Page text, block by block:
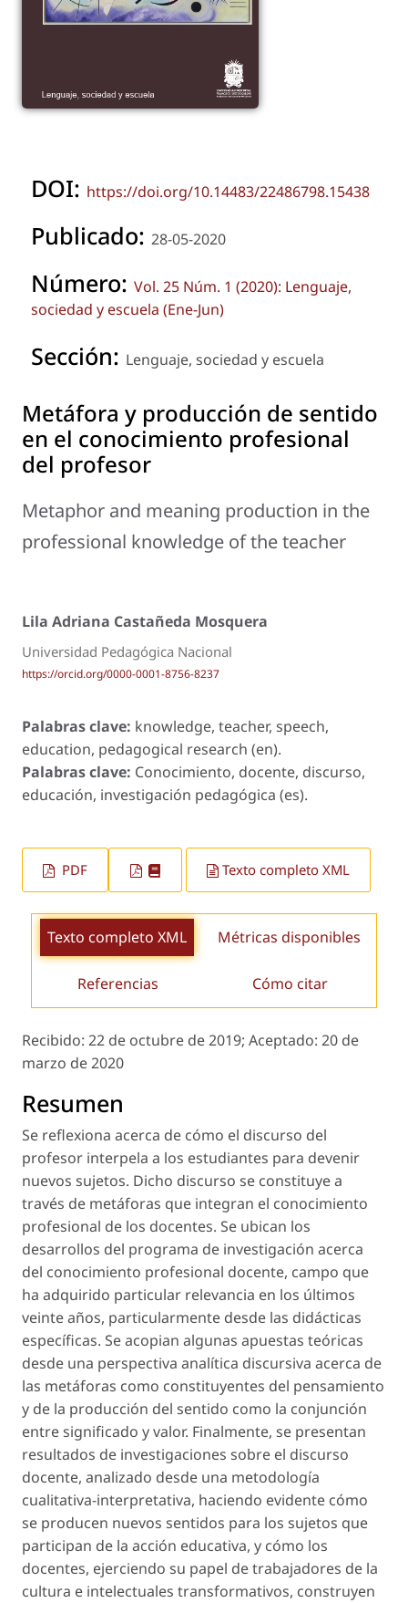
DOI: https://doi.org/10.14483/22486798.15438
Publicado: 28-05-2020
Número: Vol. 25 Núm. 1 (2020): Lenguaje,
sociedad y escuela (Ene-Jun)
Sección: Lenguaje, sociedad y escuela
Metáfora y producción de sentido
en el conocimiento profesional
del profesor
Metaphor and meaning production in the
professional knowledge of the teacher
Lila Adriana Castañeda Mosquera
Universidad Pedagógica Nacional
https://orcid.org/0000-0001-8756-8237
Palabras clave: knowledge, teacher, speech,
education, pedagogical research (en).
Palabras clave: Conocimiento, docente, discurso,
educación, investigación pedagógica (es).
PDF Texto completo XML
Texto completo XML Métricas disponibles
Referencias Cómo citar
Recibido: 22 de octubre de 2019; Aceptado: 20 de
marzo de 2020
Resumen
Se reflexiona acerca de cómo el discurso del
profesor interpela a los estudiantes para devenir
nuevos sujetos. Dicho discurso se constituye a
través de metáforas que integran el conocimiento
profesional de los docentes. Se ubican los
desarrollos del programa de investigación acerca
del conocimiento profesional docente, campo que
ha adquirido particular relevancia en los últimos
veinte años, particularmente desde las didácticas
específicas. Se acopian algunas apuestas teóricas
desde una perspectiva analítica discursiva acerca de
las metáforas como constituyentes del pensamiento
y de la producción del sentido como la conjunción
entre significado y valor. Finalmente, se presentan
resultados de investigaciones sobre el discurso
docente, analizado desde una metodología
cualitativa-interpretativa, haciendo evidente cómo
se producen nuevos sentidos para los sujetos que
participan de la acción educativa, y cómo los
docentes, ejerciendo su papel de trabajadores de la
cultura e intelectuales transformativos, construyen